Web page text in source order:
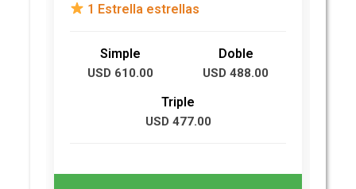
1 Estrella estrellas
Simple
USD 610.00
Doble
USD 488.00
Triple
USD 477.00